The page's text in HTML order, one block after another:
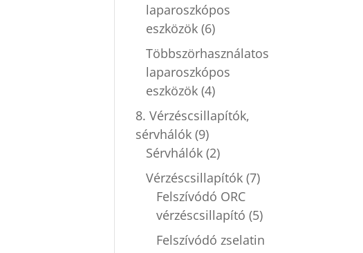
laparoszkópos
eszközök (6)
Többszörhasználatos
laparoszkópos
eszközök (4)
8. Vérzéscsillapítók,
sérvhálók (9)
Sérvhálók (2)
Vérzéscsillapítók (7)
Felszívódó ORC
vérzéscsillapító (5)
Felszívódó zselatin